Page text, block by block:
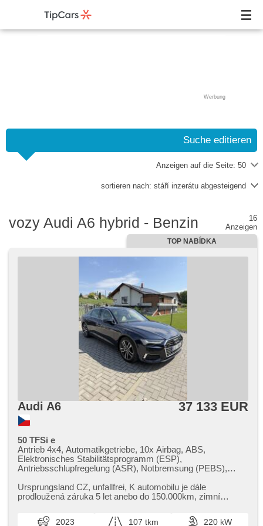
Werbung
Suche editieren
Anzeigen auf die Seite: 50
sortieren nach: stáří inzerátu abgesteigend
vozy Audi A6 hybrid - Benzin
16
Anzeigen
TOP NABÍDKA
Audi A6 37 133 EUR
50 TFSi e
Antrieb 4x4, Automatikgetriebe, 10x Airbag, ABS,
Elektronisches Stabilitätsprogramm (ESP),
Antriebsschlupfregelung (ASR), Notbremsung (PEBS),
(HSA), ukazatel rychlostního limitu (SLIF), Uhr Spur, Blind
Spot Anzeige, asistent jízdy v koloně, asistent změny
der Ermüdung des Fahrers, automatisch im Berg bremsen ,
Ursprungsland CZ,​ unfallfrei,​ K automobilu je dále
prodloužená záruka 5 let anebo do 150.000km,​ zimní
2023 107 tkm
220 kW